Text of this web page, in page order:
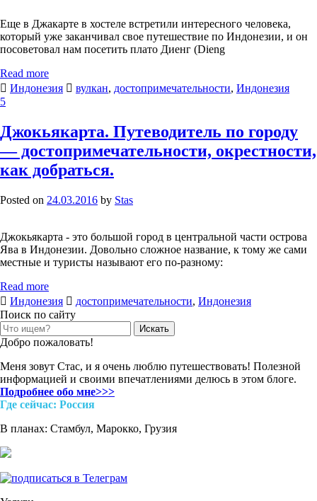
Еще в Джакарте в хостеле встретили интересного человека,
который уже заканчивал свое путешествие по Индонезии, и он
посоветовал нам посетить плато Диенг (Dieng
Read more
Индонезия
вулкан, достопримечательности, Индонезия
5
Джокьякарта. Путеводитель по городу
— достопримечательности, окрестности,
как добраться.
Posted on 24.03.2016 by Stas
Джокьякарта - это большой город в центральной части острова
Ява в Индонезии. Довольно сложное название, к тому же сами
местные и туристы называют его по-разному:
Read more
Индонезия
достопримечательности, Индонезия
Поиск по сайту
Search
for:
Добро пожаловать!
Меня зовут Стас, и я очень люблю путешествовать! Полезной
информацией и своими впечатлениями делюсь в этом блоге.
Подробнее обо мне>>>
Где cейчас: Россия
В планах: Стамбул, Марокко, Грузия